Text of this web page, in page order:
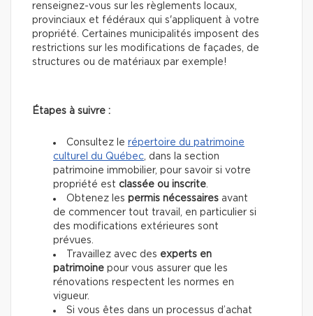
renseignez-vous sur les règlements locaux,
provinciaux et fédéraux qui s'appliquent à votre
propriété. Certaines municipalités imposent des
restrictions sur les modifications de façades, de
structures ou de matériaux par exemple!
Étapes à suivre :
Consultez le répertoire du patrimoine
culturel du Québec , dans la section
patrimoine immobilier, pour savoir si votre
propriété est classée ou inscrite
Obtenez les permis nécessaires avant
de commencer tout travail, en particulier si
des modifications extérieures sont
prévues.
Travaillez avec des experts en
patrimoine pour vous assurer que les
rénovations respectent les normes en
vigueur.
Si vous êtes dans un processus d’achat